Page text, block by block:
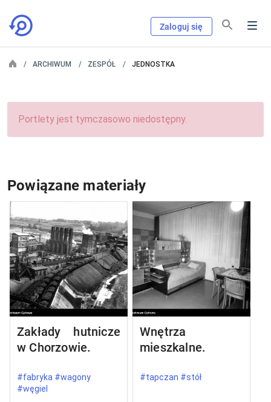
Zaloguj się
ARCHIWUM ZESPÓŁ JEDNOSTKA
Portlety jest tymczasowo niedostępny.
Powiązane materiały
Zakłady hutnicze
w Chorzowie.
#fabryka #wagony
#węgiel
Wnętrza
mieszkalne.
#tapczan #stół